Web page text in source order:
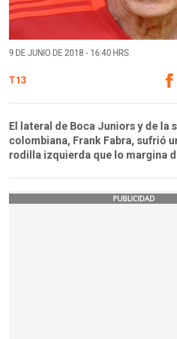
9 DE JUNIO DE 2018 - 16:40 HRS.
T13
El lateral de Boca Juniors y de la
colombiana, Frank Fabra, sufrió
rodilla izquierda que lo margina
PUBLICIDAD